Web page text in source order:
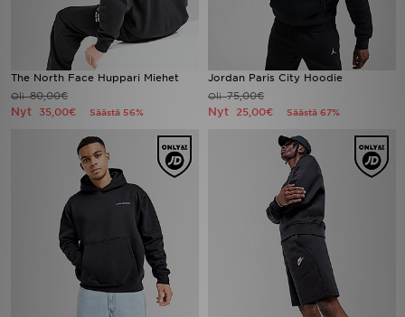
The North Face Huppari Miehet
Oli80,00€
Nyt 35,00€ Säästä 56%
Jordan Paris City Hoodie
Oli75,00€
Nyt 25,00€ Säästä 67%